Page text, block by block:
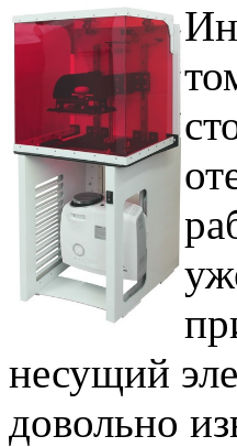
несущий
довольно